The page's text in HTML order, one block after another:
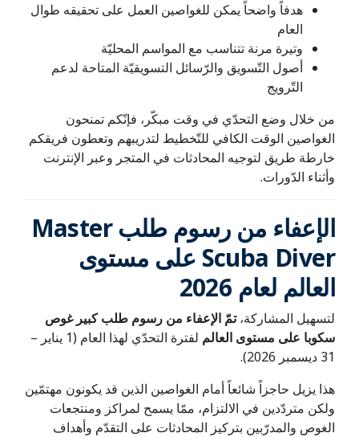
هدفاً واضحاً يمكن للغواصين العمل على تحقيقه طوال
العام
وتيرة مرنة تتناسب مع المواسم المحليّة
أصول التّسويق والرّسائل التسويقيّة المتاحة لدعم
التّرويج
من خلال وضع التحدّي في وقت مبكّر، فإنّكم تمنحون
الغواصين الوقت الكافي للتّخطيط لتدريبهم وتعطون فريقكم
خارطة طريق لتوجيه المحادثات في المتجر وعبر الإنترنت
وأثناء الدّورات.
الإعفاء من رسوم طلب Master
Scuba Diver على مستوى
العالم لعام 2026
لتسهيل المشاركة،تمّ الإعفاء من رسوم طلب كبير غوص
سكوبا على مستوى العالم
لفترة التحدّي لهذا العام (1 يناير –
هذا يزيل حاجزاً شائعاً أمام الغواصين الذين قد يكونون مهتمّين
ولكن متردّدين في الالتزام، ممّا يسمح لمراكز ومنتجعات
الغوص والمدرّبين بتركيز المحادثات على التقدّم وأهداف